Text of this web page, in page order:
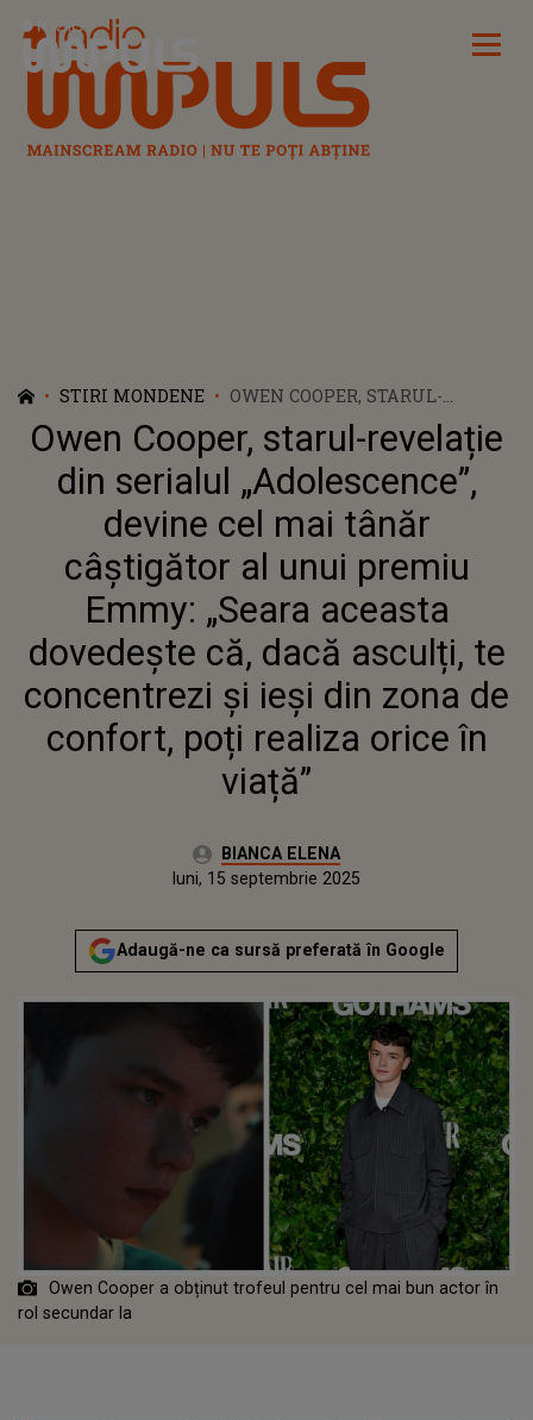
Radio Impuls
STIRI MONDENE
OWEN COOPER, STARUL-
REVELAȚIE DIN SERIALUL
„ADOLESCENCE”, DEVINE CEL
MAI TÂNĂR CÂȘTIGĂTOR AL
UNUI PREMIU EMMY: „SEARA
ACEASTA DOVEDEȘTE CĂ, DACĂ
ASCULȚI, TE CONCENTREZI ȘI
IEȘI DIN ZONA DE CONFORT,
POȚI REALIZA ORICE ÎN VIAȚĂ”
Owen Cooper, starul-revelație
din serialul „Adolescence”,
devine cel mai tânăr
câștigător al unui premiu
Emmy: „Seara aceasta
dovedește că, dacă asculți, te
concentrezi și ieși din zona de
confort, poți realiza orice în
viață”
Autor:BIANCA ELENA
luni, 15 septembrie 2025Actualizat:
luni, 15 septembrie 2025
Adaugă-ne ca sursă preferată în Google
Owen Cooper a obținut trofeul pentru cel mai bun actor în
rol secundar la